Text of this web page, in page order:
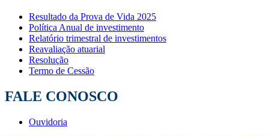
Resultado da Prova de Vida 2025
Política Anual de investimento
Relatório trimestral de investimentos
Reavaliação atuarial
Resolução
Termo de Cessão
FALE CONOSCO
Ouvidoria